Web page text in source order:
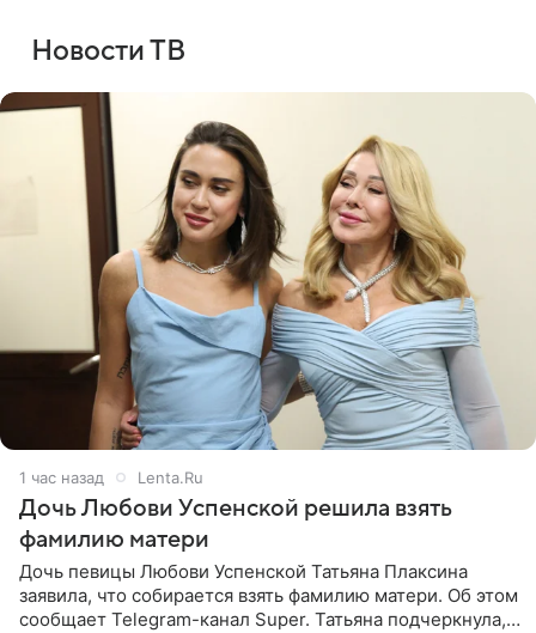
Новости ТВ
1 час назад Lenta.Ru
Дочь Любови Успенской решила взять
фамилию матери
Дочь певицы Любови Успенской Татьяна Плаксина
заявила, что собирается взять фамилию матери. Об этом
сообщает Telegram-канал Super. Татьяна подчеркнула,